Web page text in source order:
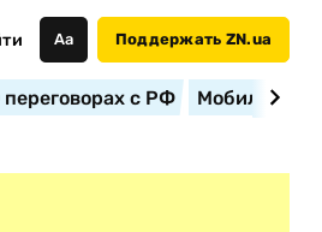
Аа Поддержать ZN.ua
переговорах с РФ